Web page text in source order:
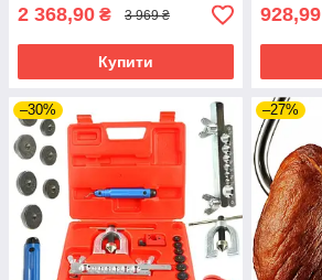
2 368,90 ₴ 3 969 ₴
Купити
928,99
–30% –27%